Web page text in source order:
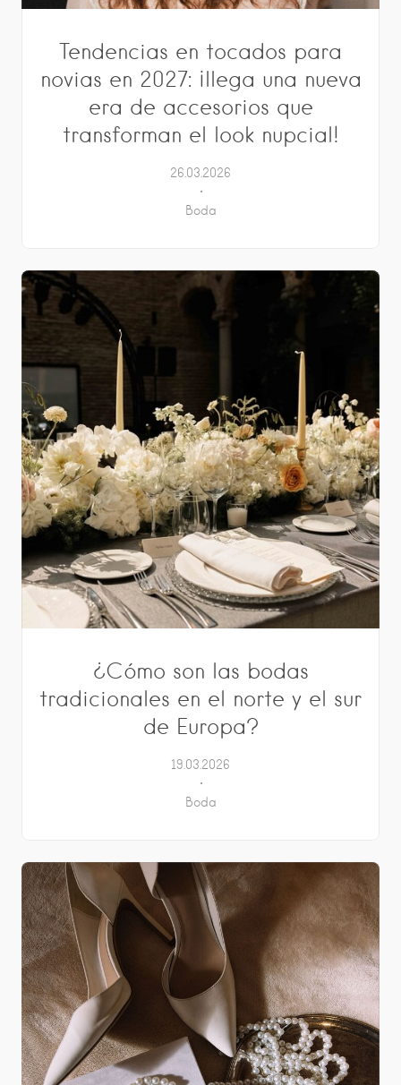
Tendencias en tocados para
novias en 2027: ¡llega una nueva
era de accesorios que
transforman el look nupcial!
26.03.2026
Boda
¿Cómo son las bodas
tradicionales en el norte y el sur
de Europa?
19.03.2026
Boda